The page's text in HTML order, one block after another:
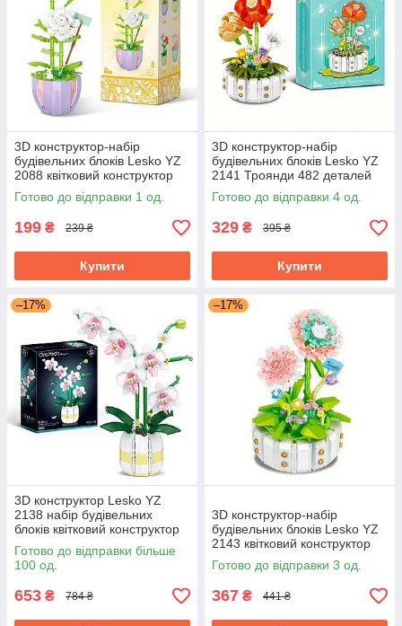
3D конструктор-набір
будівельних блоків Lesko YZ
2088 квітковий конструктор
Жасмин 305 деталей
Готово до відправки 1 од.
199 ₴ 239 ₴
Купити
3D конструктор-набір
будівельних блоків Lesko YZ
2141 Троянди 482 деталей
квітковий
Готово до відправки 4 од.
329 ₴ 395 ₴
Купити
–17%
3D конструктор Lesko YZ
2138 набір будівельних
блоків квітковий конструктор
Орхідея 616 деталей
Готово до відправки більше
100 од.
653 ₴ 784 ₴
–17%
3D конструктор-набір
будівельних блоків Lesko YZ
2143 квітковий конструктор
Гвоздика 510 деталей
Готово до відправки 3 од.
367 ₴ 441 ₴